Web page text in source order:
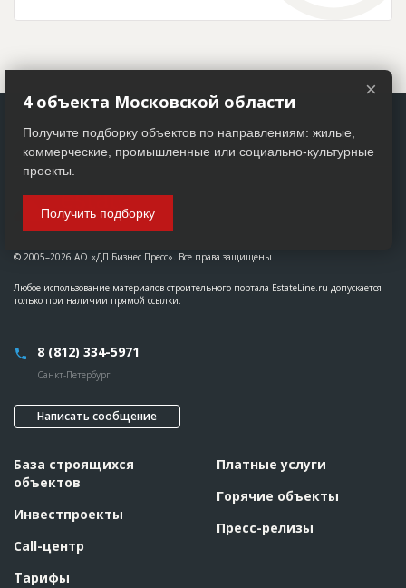
© 2005–2026 АО «ДП Бизнес Пресс». Все права защищены
Любое использование материалов строительного портала EstateLine.ru допускается
только при наличии прямой ссылки.
8 (812) 334-5971
Санкт-Петербург
Написать сообщение
База строящихся
объектов
Инвестпроекты
Call-центр
Тарифы
Платные услуги
Горячие объекты
Пресс-релизы
×
4 объекта Московской области
Получите подборку объектов по направлениям: жилые,
коммерческие, промышленные или социально-культурные
проекты.
Получить подборку